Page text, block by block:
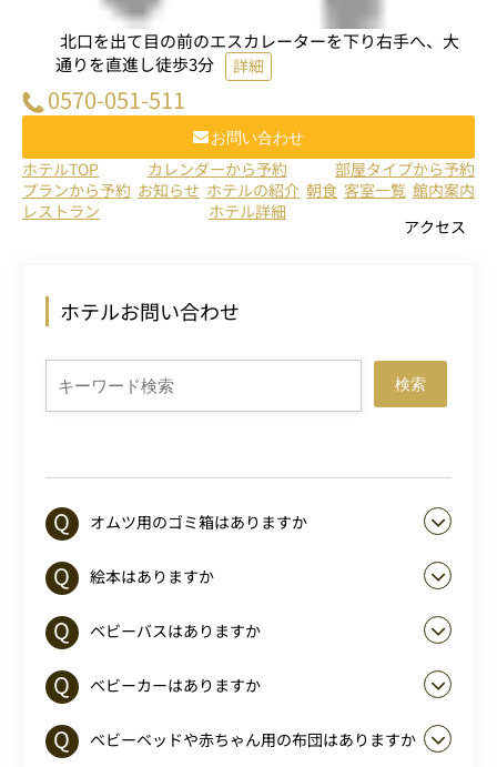
北口を出て目の前のエスカレーターを下り右手へ、大
通りを直進し徒歩3分
詳細
0570-051-511
お問い合わせ
ホテルTOP カレンダーから予約
部屋タイプから予約
プランから予約 お知らせ ホテルの紹介 朝食 客室一覧 館内案内
レストラン
ホテル詳細
アクセス
ホテルお問い合わせ
検索
オムツ用のゴミ箱はありますか
絵本はありますか
ベビーバスはありますか
ベビーカーはありますか
ベビーベッドや赤ちゃん用の布団はありますか